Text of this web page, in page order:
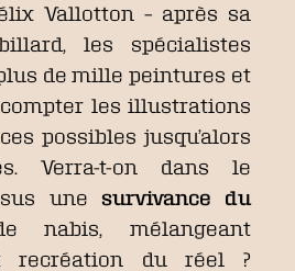
Vallotton – après sa
les spécialistes
de mille peintures et
les illustrations
possibles jusqu’alors
Verra-t-on dans le
une survivance du
nabis, mélangeant
recréation du réel ?